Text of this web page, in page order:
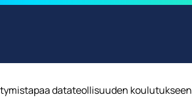
datateollisuuden koulutukseen